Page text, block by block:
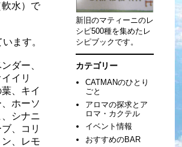
水）で
ます。
ダー、
イリ
、キイ
ホーソ
シナニ
、コリ
、レモ
新旧のマティーニのレ
シピ500種を集めたレ
シピブックです。
カテゴリー
CATMANのひとり
ごと
アロマの探求とア
ロマ・カクテル
イベント情報
おすすめのBAR